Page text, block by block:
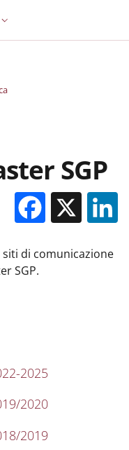
LINGUA:
SGP
X
di comunicazione
SGP.
2025
2020
2019